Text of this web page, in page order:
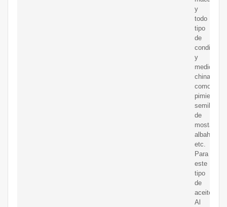
y
todo
tipo
de
y
medicinas
chinas
como
pimienta,
semilla
de
mostaza,
albahaca,
etc.
Para
este
tipo
de
aceite
Al